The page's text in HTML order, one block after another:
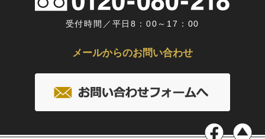
受付時間／平日8：00～17：00
メールからのお問い合わせ